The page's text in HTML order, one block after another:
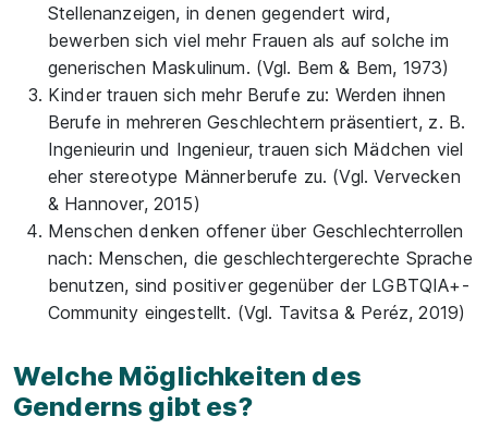
Stellenanzeigen, in denen gegendert wird,
bewerben sich viel mehr Frauen als auf solche im
generischen Maskulinum. (Vgl. Bem & Bem, 1973)
Kinder trauen sich mehr Berufe zu: Werden ihnen
Berufe in mehreren Geschlechtern präsentiert, z. B.
Ingenieurin und Ingenieur, trauen sich Mädchen viel
eher stereotype Männerberufe zu. (Vgl. Vervecken
& Hannover, 2015)
Menschen denken offener über Geschlechterrollen
nach: Menschen, die geschlechtergerechte Sprache
benutzen, sind positiver gegenüber der LGBTQIA+-
Community eingestellt. (Vgl. Tavitsa & Peréz, 2019)
Welche Möglichkeiten des
Genderns gibt es?